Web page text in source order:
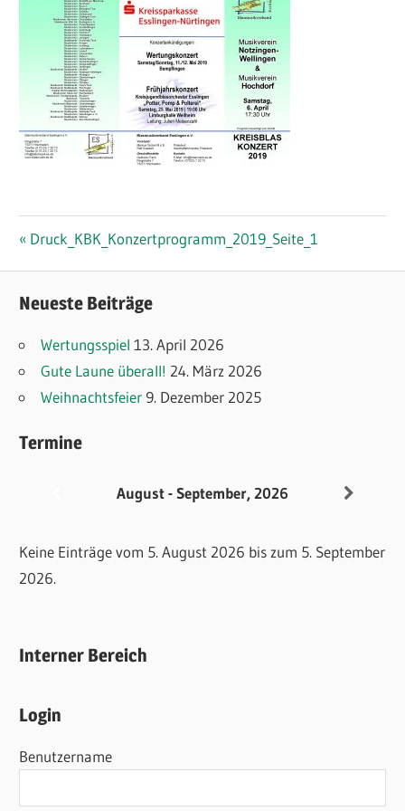
Beitragsnavigation
Vorheriger
Druck_KBK_Konzertprogramm_2019_Seite_1
Neueste Beiträge
Wertungsspiel 13. April 2026
Gute Laune überall! 24. März 2026
Weihnachtsfeier 9. Dezember 2025
Termine
August - September, 2026
Keine Einträge vom 5. August 2026 bis zum 5. September
2026.
Interner Bereich
Login
Benutzername